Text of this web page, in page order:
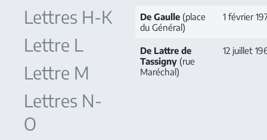
Lettres H-K
Lettre L
Lettre M
Lettres N-
O
De Gaulle (place
du Général)
1 février
De Lattre de
Tassigny (rue
Maréchal)
12 juillet